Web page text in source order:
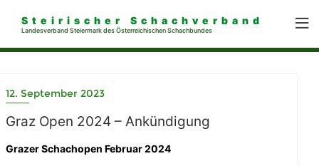
Steirischer Schachverband
Landesverband Steiermark des Österreichischen Schachbundes
12. September 2023
Graz Open 2024 – Ankündigung
Grazer Schachopen Februar 2024